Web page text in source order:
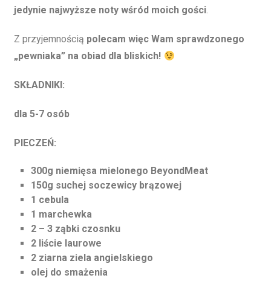
jedynie najwyższe noty wśród moich gości.
Z przyjemnością polecam więc Wam sprawdzonego
„pewniaka” na obiad dla bliskich!
SKŁADNIKI:
dla 5-7 osób
PIECZEŃ:
300g niemięsa mielonego BeyondMeat
150g suchej soczewicy brązowej
1 cebula
1 marchewka
2 – 3 ząbki czosnku
2 liście laurowe
2 ziarna ziela angielskiego
olej do smażenia